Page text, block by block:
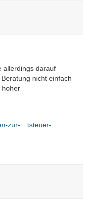
allerdings darauf
nicht einfach
hoher
zur-…tsteuer-